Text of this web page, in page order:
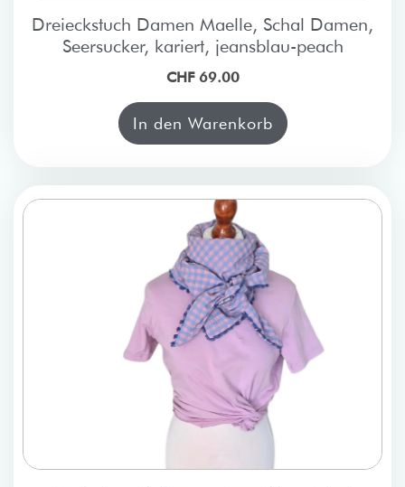
Dreieckstuch Damen Maelle, Schal Damen,
Seersucker, kariert, jeansblau-peach
CHF 69.00
In den Warenkorb